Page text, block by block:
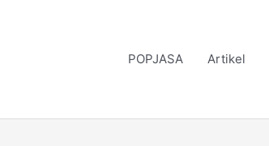
POPJASA Artikel